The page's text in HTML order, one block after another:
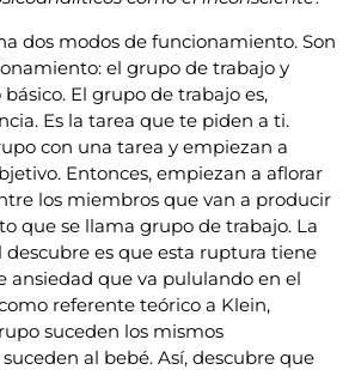
dos modos de funcionamiento. Son
el grupo de trabajo y
El grupo de trabajo es,
Es la tarea que te piden a ti.
con una tarea y empiezan a
Entonces, empiezan a aflorar
los miembros que van a producir
que se llama grupo de trabajo. La
descubre es que esta ruptura tiene
ansiedad que va pululando en el
referente teórico a Klein,
suceden los mismos
al bebé. Así, descubre que